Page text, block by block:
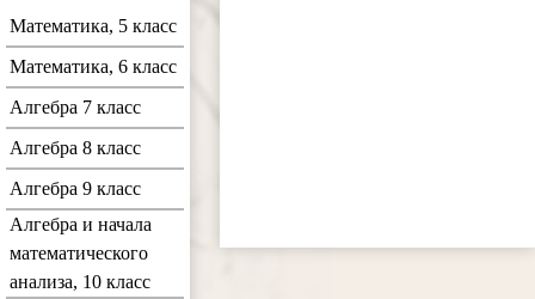
Математика, 5 класс
Математика, 6 класс
Алгебра 7 класс
Алгебра 8 класс
Алгебра 9 класс
Алгебра и начала
математического
анализа, 10 класс